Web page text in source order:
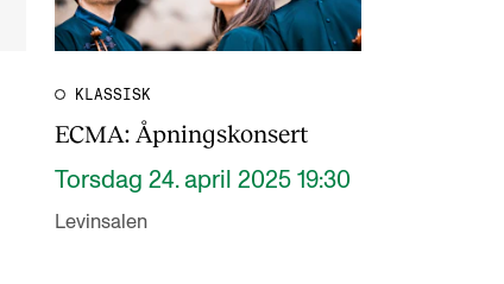
KLASSISK
ECMA: Åpningskonsert
Torsdag 24. april 2025 19:30
Levinsalen